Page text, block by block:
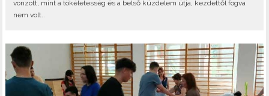
vonzott, mint a tökéletesség és a belső küzdelem útja, kezdettől fogva
nem volt..